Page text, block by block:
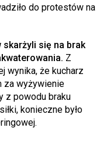
do protestów na
się na brak
Z
wynika, że kucharz
za wyżywienie
z powodu braku
konieczne było